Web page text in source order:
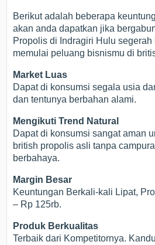
Berikut adalah beberapa
akan anda dapatkan jika
Propolis di Indragiri Hulu
memulai peluang bisnismu di
Market Luas
Dapat di konsumsi segala usia
dan tentunya berbahan alami.
Mengikuti Trend Natural
Dapat di konsumsi sangat aman
british propolis asli tanpa
berbahaya.
Margin Besar
Keuntungan Berkali-kali Lipat,
– Rp 125rb.
Produk Berkualitas
Terbaik dari Kompetitornya.